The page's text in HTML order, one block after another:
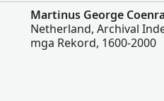
Martinus George
Netherland, Archival
mga Rekord, 1600-2000